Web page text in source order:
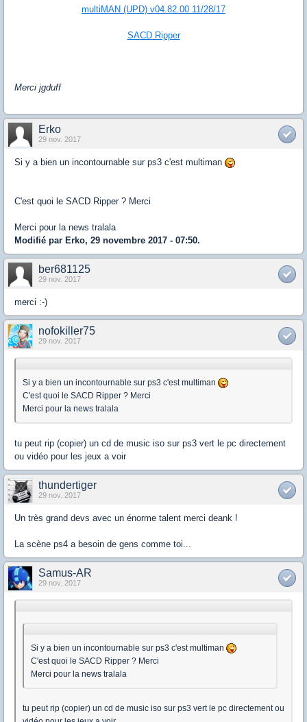
multiMAN (UPD) v04.82.00 11/28/17
SACD Ripper
Merci jgduff
Erko
29 nov. 2017
Si y a bien un incontournable sur ps3 c'est multiman
C'est quoi le SACD Ripper ? Merci
Merci pour la news tralala
Modifié par Erko, 29 novembre 2017 - 07:50.
ber681125
29 nov. 2017
merci :-)
nofokiller75
29 nov. 2017
Si y a bien un incontournable sur ps3 c'est multiman
C'est quoi le SACD Ripper ? Merci
Merci pour la news tralala
tu peut rip (copier) un cd de music iso sur ps3 vert le pc directement
ou vidéo pour les jeux a voir
thundertiger
29 nov. 2017
Un très grand devs avec un énorme talent merci deank !
La scène ps4 a besoin de gens comme toi...
Samus-AR
29 nov. 2017
Si y a bien un incontournable sur ps3 c'est multiman
C'est quoi le SACD Ripper ? Merci
Merci pour la news tralala
tu peut rip (copier) un cd de music iso sur ps3 vert le pc directement ou